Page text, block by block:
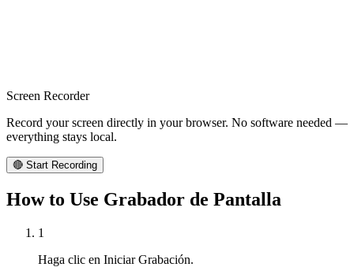
Screen Recorder
Record your screen directly in your browser. No software needed —
everything stays local.
🔴 Start Recording
How to Use Grabador de Pantalla
1
Haga clic en Iniciar Grabación.